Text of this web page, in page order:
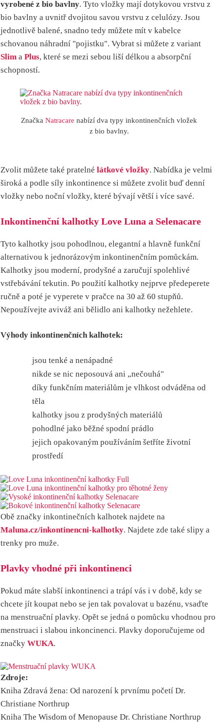
vyrobené z bio bavlny. Tyto vložky mají dotykovou vrstvu z
bio bavlny a uvnitř dvojitou savou vrstvu z celulózy. Jsou
jednotlivě balené, snadno tedy můžete mít v kabelce
schovanou náhradní "pojistku". Vybrat si můžete z variant
Slim a Plus, které se mezi sebou liší délkou a absorpční
schopností.
Značka Natracare nabízí dva typy inkontinenčních vložek
z bio bavlny.
Zvolit můžete také pratelné látkové vložky. Nabídka je velmi
široká a podle síly inkontinence si můžete zvolit buď denní
vložky nebo noční vložky, které bývají větší i více savé.
Inkontinenční kalhotky Love Luna a Selenacare
Tyto kalhotky jsou pohodlnou, elegantní a hlavně funkční
alternativou k jednorázovým inkontinenčním pomůckám.
Kalhotky jsou moderní, prodyšné a zaručují spolehlivé
vstřebávání tekutin. Po použití kalhotky nejprve předeperete
ručně a poté je vyperete v pračce na 30 až 60 stupňů.
Nepoužívejte aviváž ani bělidlo ani kalhotky nežehlete.
Výhody inkontinenčních kalhotek:
jsou tenké a nenápadné
nikde se nic neposouvá ani „nečouhá"
díky funkčním materiálům je vlhkost odváděna od
těla
kalhotky jsou z prodyšných materiálů
pohodlné jako běžné spodní prádlo
jejich opakovaným používáním šetříte životní
prostředí
Obě značky inkontinečních kalhotek najdete na
Maluna.cz/inkontinencni-kalhotky. Najdete zde také slipy a
trenky pro muže.
Plavky vhodné při inkontinenci
Pokud máte slabší inkontinenci a trápí vás i v době, kdy se
chcete jít koupat nebo se jen tak povalovat u bazénu, vsaďte
na menstruační plavky. Opět se jedná o pomůcku vhodnou pro
menstruaci i slabou inkoncinenci. Plavky doporučujeme od
značky WUKA.
Zdroje:
Kniha Zdravá žena: Od narození k prvnímu početí Dr.
Christiane Northrup
Kniha The Wisdom of Menopause Dr. Christiane Northrup